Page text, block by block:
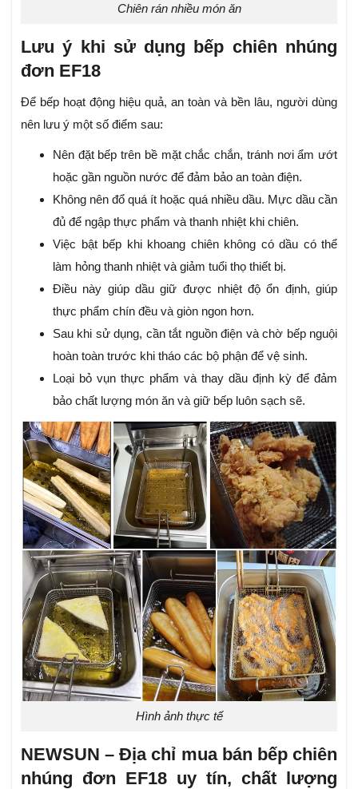
Chiên rán nhiều món ăn
Lưu ý khi sử dụng bếp chiên nhúng
đơn EF18
Để bếp hoạt động hiệu quả, an toàn và bền lâu, người dùng
nên lưu ý một số điểm sau:
Nên đặt bếp trên bề mặt chắc chắn, tránh nơi ẩm ướt
hoặc gần nguồn nước để đảm bảo an toàn điện.
Không nên đổ quá ít hoặc quá nhiều dầu. Mực dầu cần
đủ để ngập thực phẩm và thanh nhiệt khi chiên.
Việc bật bếp khi khoang chiên không có dầu có thể
làm hỏng thanh nhiệt và giảm tuổi thọ thiết bị.
Điều này giúp dầu giữ được nhiệt độ ổn định, giúp
thực phẩm chín đều và giòn ngon hơn.
Sau khi sử dụng, cần tắt nguồn điện và chờ bếp nguội
hoàn toàn trước khi tháo các bộ phận để vệ sinh.
Loại bỏ vụn thực phẩm và thay dầu định kỳ để đảm
bảo chất lượng món ăn và giữ bếp luôn sạch sẽ.
Hình ảnh thực tế
NEWSUN – Địa chỉ mua bán bếp chiên
nhúng đơn EF18 uy tín, chất lượng